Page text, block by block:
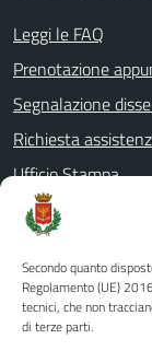
Secondo quanto
Regolamento (UE)
tecnici, che non
di terze parti.
Leggi le FAQ
Prenotazione
Segnalazione
Richiesta
Ufficio Stampa
Amministrazione
Albo pretorio
Informativa privacy
Note legali